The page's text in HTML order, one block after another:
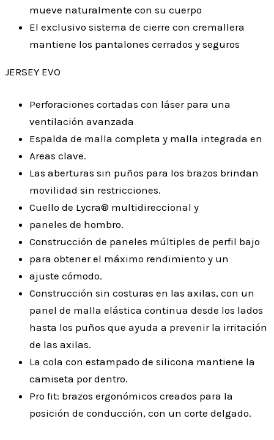
mueve naturalmente con su cuerpo
El exclusivo sistema de cierre con cremallera
mantiene los pantalones cerrados y seguros
JERSEY EVO
Perforaciones cortadas con láser para una
ventilación avanzada
Espalda de malla completa y malla integrada en
Areas clave.
Las aberturas sin puños para los brazos brindan
movilidad sin restricciones.
Cuello de Lycra® multidireccional y
paneles de hombro.
Construcción de paneles múltiples de perfil bajo
para obtener el máximo rendimiento y un
ajuste cómodo.
Construcción sin costuras en las axilas, con un
panel de malla elástica continua desde los lados
hasta los puños que ayuda a prevenir la irritación
de las axilas.
La cola con estampado de silicona mantiene la
camiseta por dentro.
Pro fit: brazos ergonómicos creados para la
posición de conducción, con un corte delgado.